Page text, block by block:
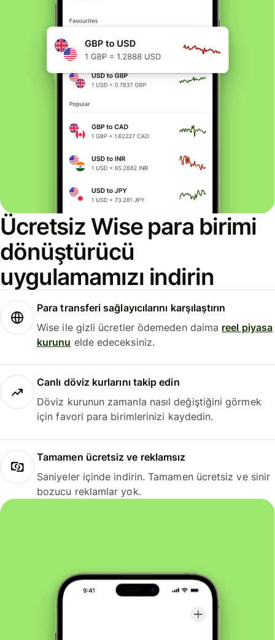
Ücretsiz Wise para birimi
dönüştürücü
uygulamamızı indirin
Para transferi sağlayıcılarını karşılaştırın
Wise ile gizli ücretler ödemeden daima reel piyasa
kurunu elde edeceksiniz.
Canlı döviz kurlarını takip edin
Döviz kurunun zamanla nasıl değiştiğini görmek
için favori para birimlerinizi kaydedin.
Tamamen ücretsiz ve reklamsız
Saniyeler içinde indirin. Tamamen ücretsiz ve sinir
bozucu reklamlar yok.